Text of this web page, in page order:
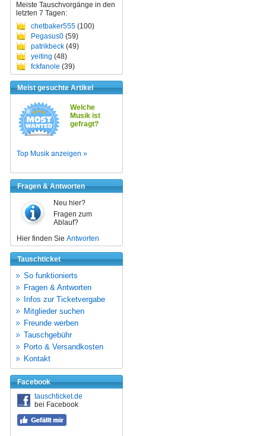
Meiste Tauschvorgänge in den
letzten 7 Tagen:
chetbaker555 (100)
Pegasus0 (59)
patrikbeck (49)
yeiting (48)
fckfanole (39)
Meist gesuchte Artikel
Welche
Musik ist
gefragt?
Top Musik anzeigen »
Fragen & Antworten
Neu hier?
Fragen zum
Ablauf?
Hier finden Sie Antworten
Tauschticket
So funktionierts
Fragen & Antworten
Infos zur Ticketvergabe
Mitglieder suchen
Freunde werben
Tauschgebühr
Porto & Versandkosten
Kontakt
Facebook
tauschticket.de
bei Facebook